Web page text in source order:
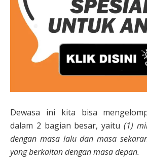
Dewasa ini kita bisa
dalam 2 bagian besar, yaitu (1)
dengan masa lalu dan masa
yang berkaitan dengan masa depan.